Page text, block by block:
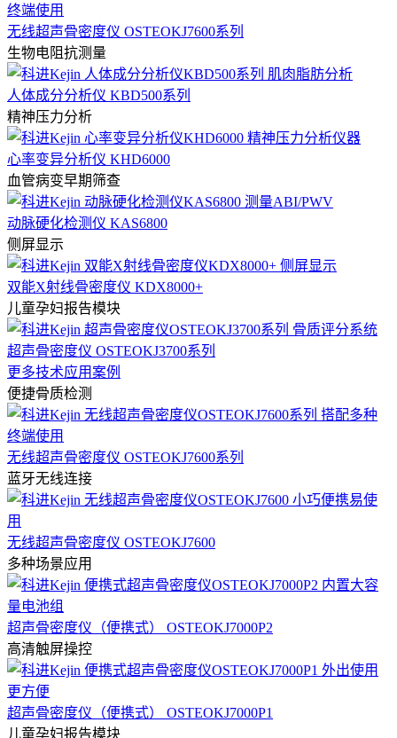
无线超声骨密度仪 OSTEOKJ7600系列
生物电阻抗测量
人体成分分析仪 KBD500系列
精神压力分析
心率变异分析仪 KHD6000
血管病变早期筛查
动脉硬化检测仪 KAS6800
侧屏显示
双能X射线骨密度仪 KDX8000+
儿童孕妇报告模块
超声骨密度仪 OSTEOKJ3700系列
更多技术应用案例
便捷骨质检测
无线超声骨密度仪 OSTEOKJ7600系列
蓝牙无线连接
无线超声骨密度仪 OSTEOKJ7600
多种场景应用
超声骨密度仪（便携式） OSTEOKJ7000P2
高清触屏操控
超声骨密度仪（便携式） OSTEOKJ7000P1
儿童孕妇报告模块